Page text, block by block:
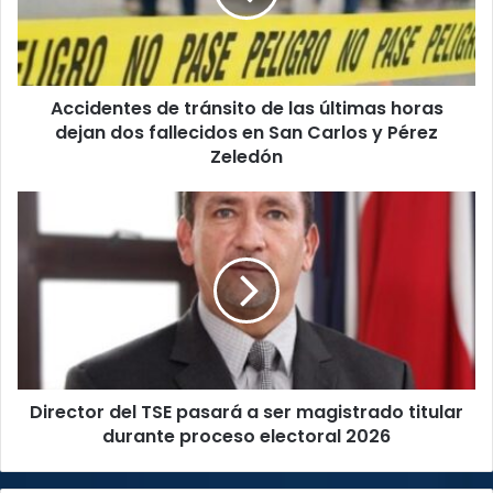
últimas
horas
dejan
dos
fallecidos
Accidentes de tránsito de las últimas horas
dejan dos fallecidos en San Carlos y Pérez
Zeledón
durante
proceso
Director del TSE pasará a ser magistrado titular
durante proceso electoral 2026